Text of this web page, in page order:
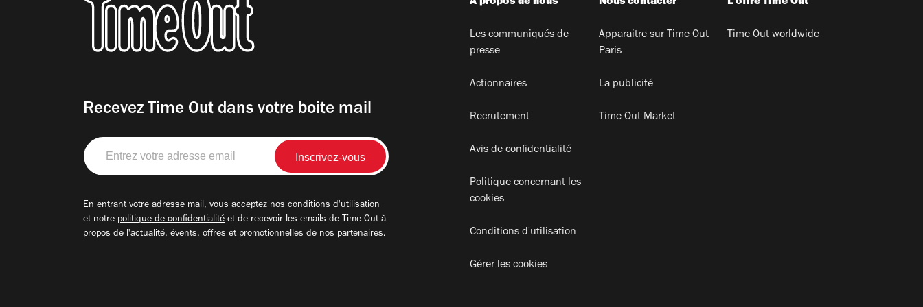
Recevez Time Out dans votre boite mail
Entrez
votre
adresse
En entrant votre adresse mail, vous acceptez nos conditions d'utilisation
et notre politique de confidentialité et de recevoir les emails de Time Out à
propos de l'actualité, évents, offres et promotionnelles de nos partenaires.
Les communiqués de
presse
Actionnaires
Recrutement
Avis de confidentialité
Politique concernant les
cookies
Conditions d'utilisation
Gérer les cookies
Apparaitre sur Time Out
Paris
La publicité
Time Out Market
Time Out worldwide